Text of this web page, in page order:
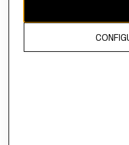
CAMBIAR REGIÓN